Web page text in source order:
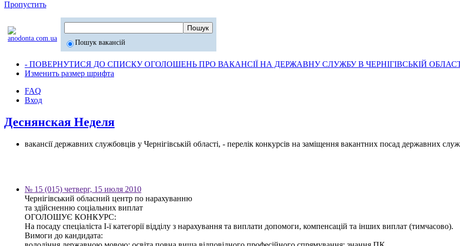
Пропустить
Пошук вакансій
- ПОВЕРНУТИСЯ ДО СПИСКУ ОГОЛОШЕНЬ ПРО ВАКАНСІЇ НА ДЕРЖАВНУ СЛУЖБУ В ЧЕРНІГІВСЬКІЙ
Изменить размер шрифта
FAQ
Вход
Деснянская Неделя
вакансії державних службовців у Чернігівській області, - перелік конкурсів на заміщення вакантних посад державних
№ 15 (015) четверг, 15 июля 2010
Чернігівський обласний центр по нарахуванню
та здійсненню соціальних виплат
ОГОЛОШУЄ КОНКУРС:
На посаду спеціаліста І-ї категорії відділу з нарахування та виплати допомоги, компенсацій та інших виплат (тимчасово).
Вимоги до кандидата: